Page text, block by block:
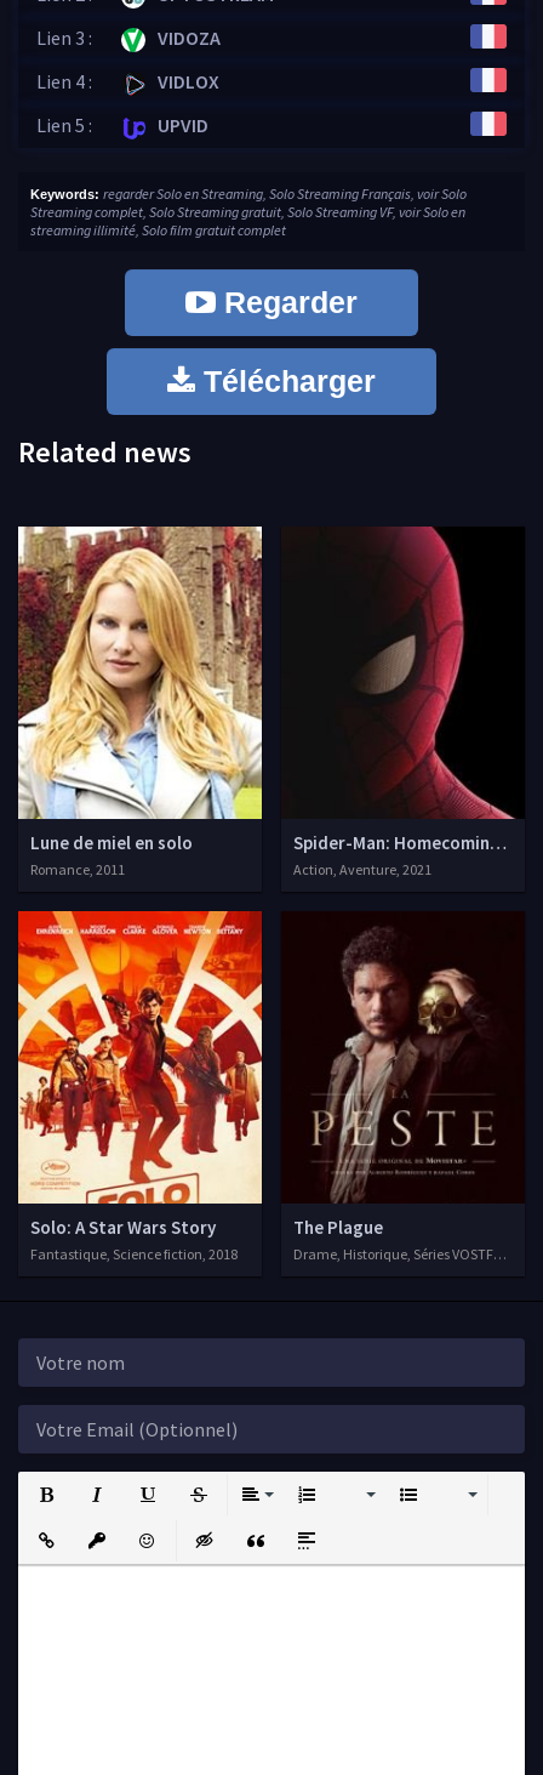
Lien 3 :
VIDOZA
Lien 4 :
VIDLOX
Lien 5 :
UPVID
Keywords: regarder Solo en Streaming, Solo Streaming Français, voir Solo
Streaming complet, Solo Streaming gratuit, Solo Streaming VF, voir Solo en
streaming illimité, Solo film gratuit complet
Regarder
Télécharger
Related news
Lune de miel en solo
Romance, 2011
Spider-Man: Homecoming 3
Action, Aventure, 2021
Solo: A Star Wars Story
Fantastique, Science fiction, 2018
The Plague
Drame, Historique, Séries VOSTFR, 2018
Strikethrough
Insert LinkInsert protected link
EmoticonsInsert hidden text
Insert QuoteInsert spoiler